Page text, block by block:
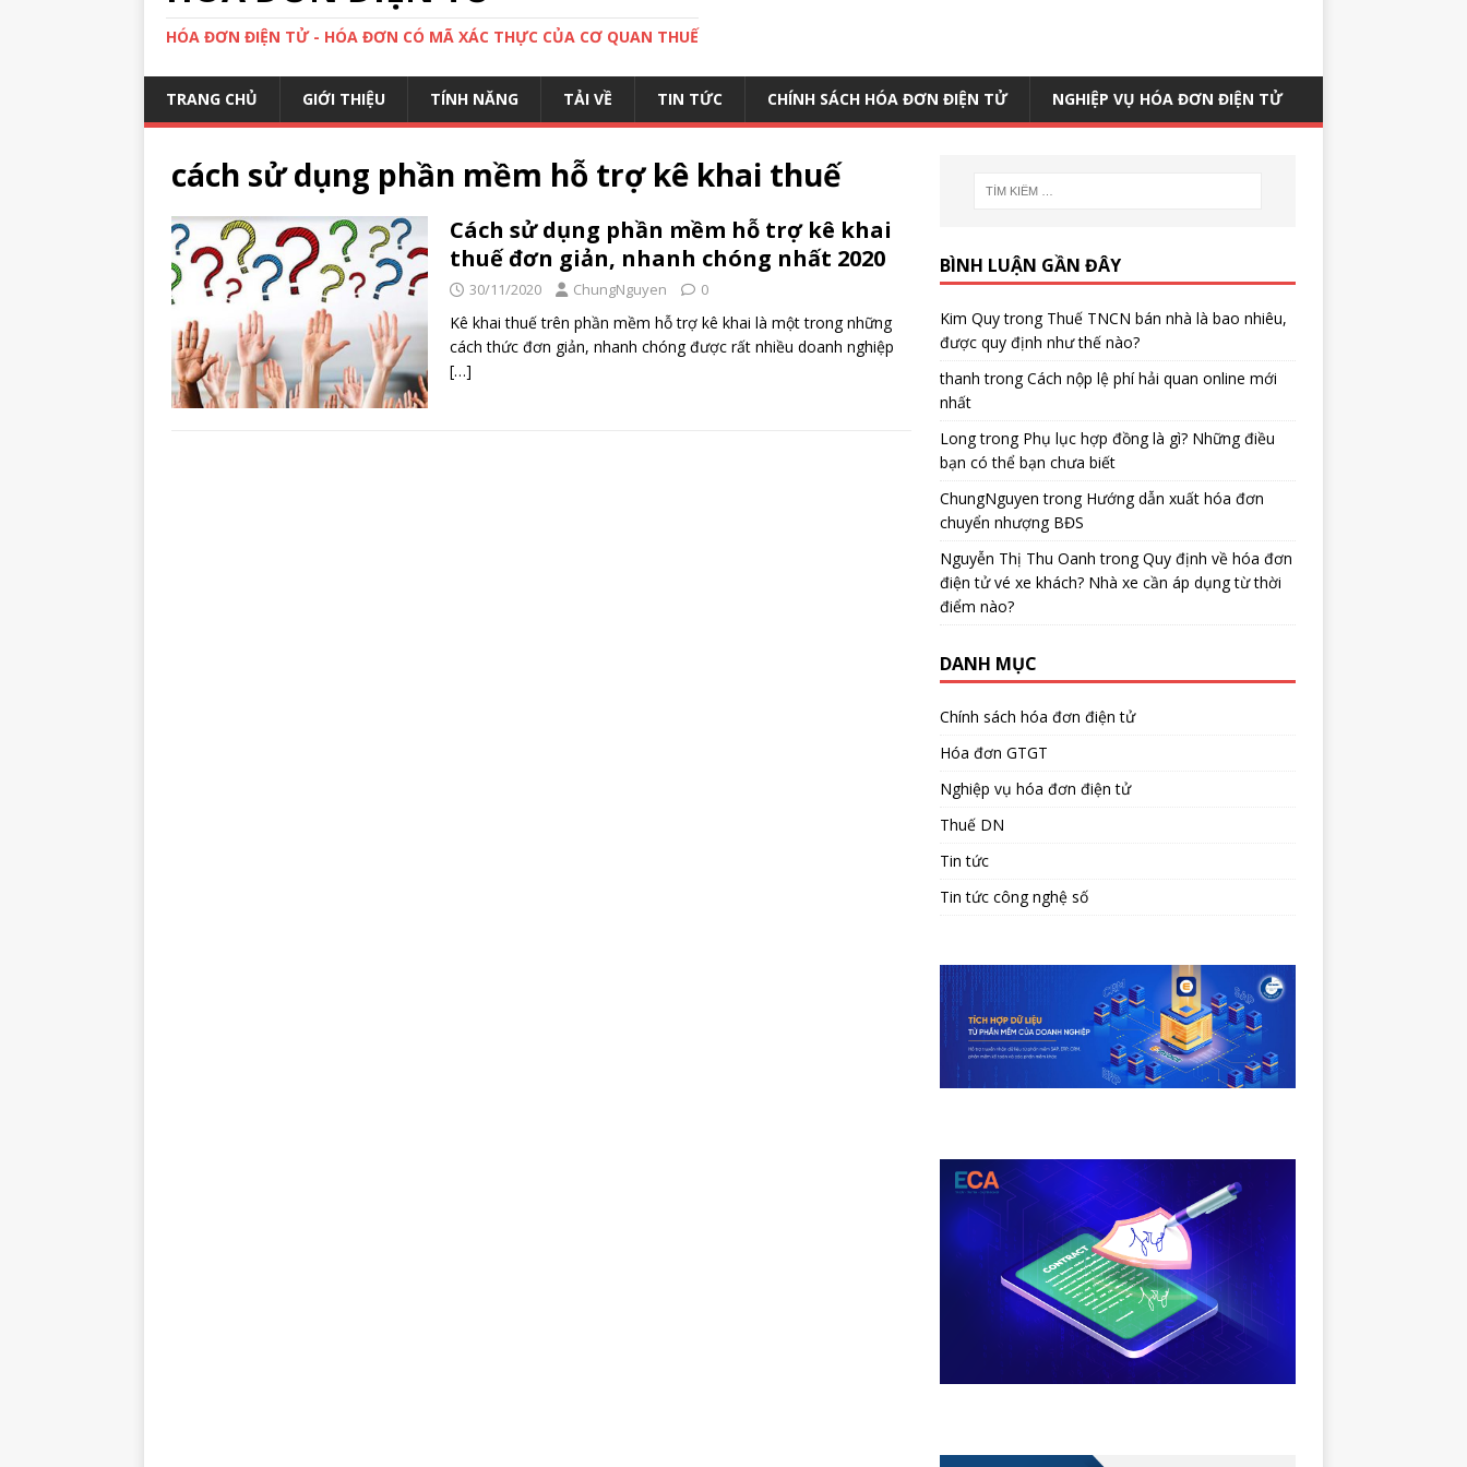
HÓA ĐƠN ĐIỆN TỬ - HÓA ĐƠN CÓ MÃ XÁC THỰC CỦA CƠ QUAN THUẾ
TRANG CHỦ GIỚI THIỆU TÍNH NĂNG TẢI VỀ TIN TỨC CHÍNH SÁCH HÓA ĐƠN ĐIỆN TỬ NGHIỆP VỤ HÓA ĐƠN ĐIỆN TỬ
cách sử dụng phần mềm hỗ trợ kê khai thuế
Cách sử dụng phần mềm hỗ trợ kê khai
thuế đơn giản, nhanh chóng nhất 2020
30/11/2020 ChungNguyen 0
Kê khai thuế trên phần mềm hỗ trợ kê khai là một trong những
cách thức đơn giản, nhanh chóng được rất nhiều doanh nghiệp
[…]
BÌNH LUẬN GẦN ĐÂY
Kim Quytrong Thuế TNCN bán nhà là bao nhiêu,
được quy định như thế nào?
thanh trongCách nộp lệ phí hải quan online mới
nhất
Longtrong Phụ lục hợp đồng là gì? Những điều
bạn có thể bạn chưa biết
ChungNguyen trong Hướng dẫn xuất hóa đơn
chuyển nhượng BĐS
Nguyễn Thị Thu Oanh trongQuy định về hóa đơn
điện tử vé xe khách? Nhà xe cần áp dụng từ thời
điểm nào?
DANH MỤC
Chính sách hóa đơn điện tử
Hóa đơn GTGT
Nghiệp vụ hóa đơn điện tử
Thuế DN
Tin tức
Tin tức công nghệ số